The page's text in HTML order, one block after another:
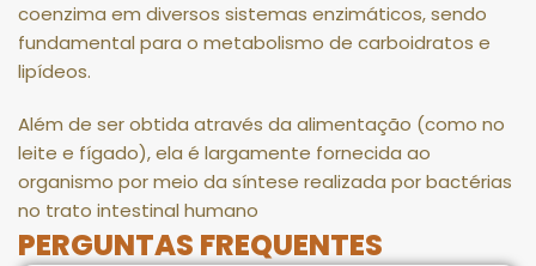
coenzima em diversos sistemas enzimáticos, sendo
fundamental para o metabolismo de carboidratos e
lipídeos.
Além de ser obtida através da alimentação (como no
leite e fígado), ela é largamente fornecida ao
organismo por meio da síntese realizada por bactérias
no trato intestinal humano
PERGUNTAS FREQUENTES